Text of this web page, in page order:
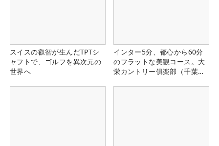
スイスの叡智が生んだTPTシ
ャフトで、ゴルフを異次元の
世界へ
インター5分、都心から60分
のフラットな美観コース。大
栄カントリー俱楽部（千葉